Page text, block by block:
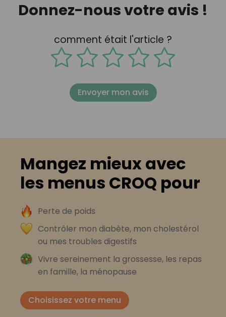
Donnez-nous votre avis !
comment était l'article ?
Envoyer mon avis
Mangez mieux avec
les menus CROQ pour
Perte de poids
Contrôler mon diabète, mon cholestérol
ou mes troubles digestifs
Vivre sereinement la grossesse, les repas
en famille, la ménopause
Choisissez votre menu